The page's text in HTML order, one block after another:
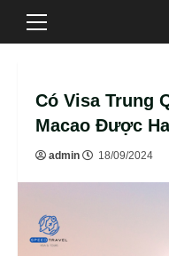
Skip
Primary
Có Visa Trung
Macao Được
admin 18/09/2024